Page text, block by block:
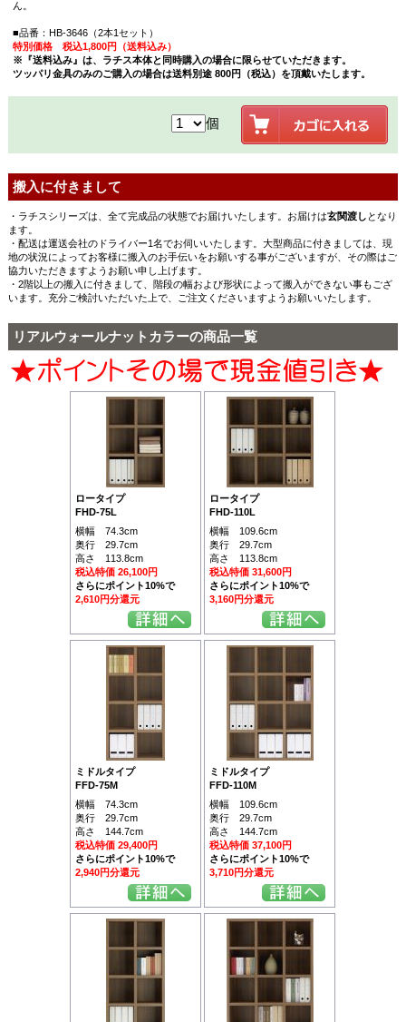
ん。
■品番：HB-3646（2本1セット）
特別価格 税込1,800円（送料込み）
※『送料込み』は、ラチス本体と同時購入の場合に限らせていただきます。
ツッパリ金具のみのご購入の場合は送料別途 800円（税込）を頂戴いたします。
個
搬入に付きまして
・ラチスシリーズは、全て完成品の状態でお届けいたします。お届けは玄関渡し となり
ます。
・配送は運送会社のドライバー1名でお伺いいたします。大型商品に付きましては、現
地の状況によってお客様に搬入のお手伝いをお願いする事がございますが、その際はご
協力いただきますようお願い申し上げます。
・2階以上の搬入に付きまして、階段の幅および形状によって搬入ができない事もござ
います。充分ご検討いただいた上で、ご注文くださいますようお願いいたします。
リアルウォールナットカラーの商品一覧
ロータイプ
FHD-75L
横幅 74.3cm
奥行 29.7cm
高さ 113.8cm
税込特価 26,100円
さらにポイント10%で
2,610円分還元
ロータイプ
FHD-110L
横幅 109.6cm
奥行 29.7cm
高さ 113.8cm
税込特価 31,600円
さらにポイント10%で
3,160円分還元
ミドルタイプ
FFD-75M
横幅 74.3cm
奥行 29.7cm
高さ 144.7cm
税込特価 29,400円
さらにポイント10%で
2,940円分還元
ミドルタイプ
FFD-110M
横幅 109.6cm
奥行 29.7cm
高さ 144.7cm
税込特価 37,100円
さらにポイント10%で
3,710円分還元